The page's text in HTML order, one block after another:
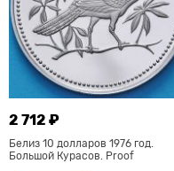
2 712 ₽
Белиз 10 долларов 1976 год.
Большой Курасов. Proof